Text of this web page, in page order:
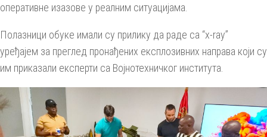
оперативне изазове у реалним ситуацијама.
Полазници обуке имали су прилику да раде са “x-ray”
уређајем за преглед пронађених експлозивних направа који су
им приказали експерти са Војнотехничког института.